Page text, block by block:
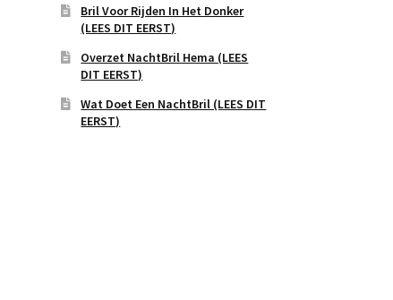
Bril Voor Rijden In Het Donker
(LEES DIT EERST)
Overzet NachtBril Hema (LEES
DIT EERST)
Wat Doet Een NachtBril (LEES DIT
EERST)